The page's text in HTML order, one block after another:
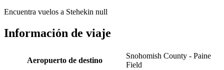
Encuentra vuelos a Stehekin null
Información de viaje
Aeropuerto de destino
Snohomish County - Paine
Field